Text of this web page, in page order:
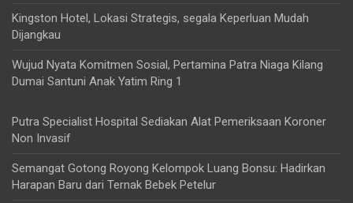
Kingston Hotel, Lokasi Strategis, segala Keperluan Mudah
Dijangkau
Wujud Nyata Komitmen Sosial, Pertamina Patra Niaga Kilang
Dumai Santuni Anak Yatim Ring 1
Putra Specialist Hospital Sediakan Alat Pemeriksaan Koroner
Non Invasif
Semangat Gotong Royong Kelompok Luang Bonsu: Hadirkan
Harapan Baru dari Ternak Bebek Petelur